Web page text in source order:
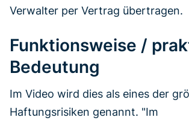
Verwalter per Vertrag übertragen.
Funktionsweise /
Bedeutung
Im Video wird dies als eines der
Haftungsrisiken genannt. "Im